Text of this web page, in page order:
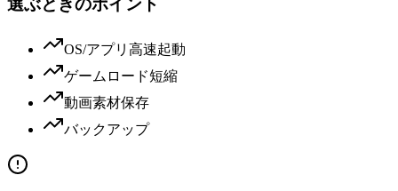
選ぶときのポイント
OS/アプリ高速起動
ゲームロード短縮
動画素材保存
バックアップ